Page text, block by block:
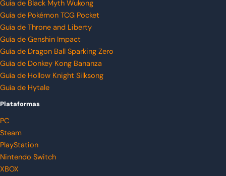
Guía de Black Myth Wukong
Guía de Pokémon TCG Pocket
Guía de Throne and Liberty
Guía de Genshin Impact
Guía de Dragon Ball Sparking Zero
Guía de Donkey Kong Bananza
Guía de Hollow Knight Silksong
Guía de Hytale
Plataformas
PC
Steam
PlayStation
Nintendo Switch
XBOX